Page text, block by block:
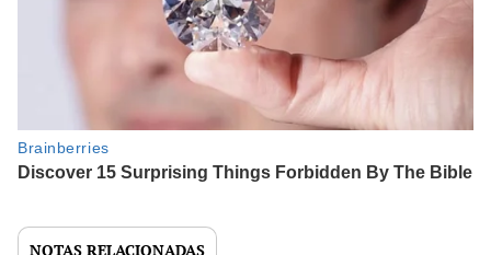
NOTAS RELACIONADAS